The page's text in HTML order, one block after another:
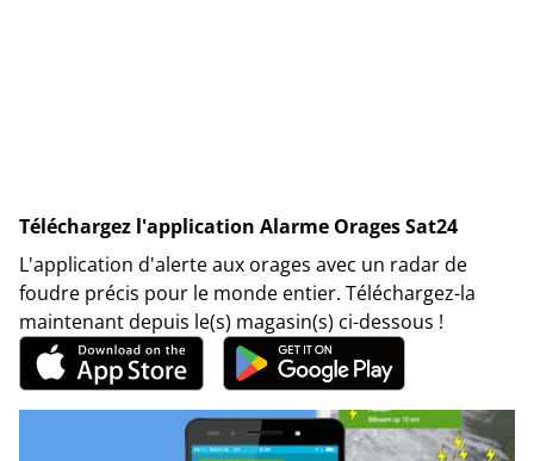
Téléchargez l'application Alarme Orages Sat24
L'application d'alerte aux orages avec un radar de
foudre précis pour le monde entier. Téléchargez-la
maintenant depuis le(s) magasin(s) ci-dessous !